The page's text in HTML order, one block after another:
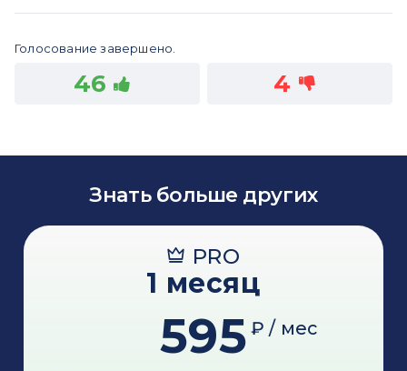
Голосование завершено.
46 4
Знать больше других
PRO
1 месяц
595 ₽ / мес